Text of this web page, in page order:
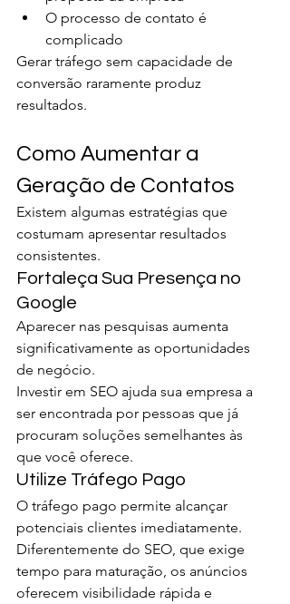
O processo de contato é
complicado
Gerar tráfego sem capacidade de
conversão raramente produz
resultados.
Como Aumentar a
Geração de Contatos
Existem algumas estratégias que
costumam apresentar resultados
consistentes.
Fortaleça Sua Presença no
Google
Aparecer nas pesquisas aumenta
significativamente as oportunidades
de negócio.
Investir em SEO ajuda sua empresa a
ser encontrada por pessoas que já
procuram soluções semelhantes às
que você oferece.
Utilize Tráfego Pago
O tráfego pago permite alcançar
potenciais clientes imediatamente.
Diferentemente do SEO, que exige
tempo para maturação, os anúncios
oferecem visibilidade rápida e